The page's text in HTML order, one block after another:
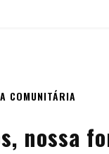
COMUNITÁRIA
nossa